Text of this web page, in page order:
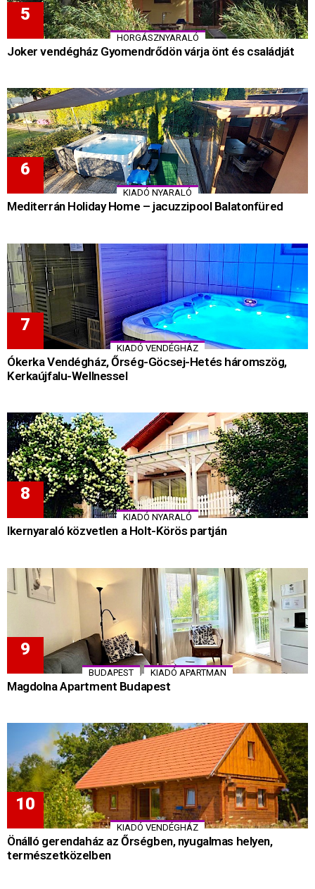
HORGÁSZNYARALÓ
Joker vendégház Gyomendrődön várja önt és családját
KIADÓ NYARALÓ
Mediterrán Holiday Home – jacuzzipool Balatonfüred
KIADÓ VENDÉGHÁZ
Ókerka Vendégház, Őrség-Göcsej-Hetés háromszög,
Kerkaújfalu-Wellnessel
KIADÓ NYARALÓ
Ikernyaraló közvetlen a Holt-Körös partján
BUDAPEST , KIADÓ APARTMAN
Magdolna Apartment Budapest
KIADÓ VENDÉGHÁZ
Önálló gerendaház az Őrségben, nyugalmas helyen,
természetközelben